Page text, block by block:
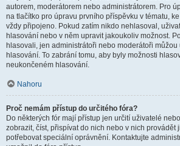
autorem, moderátorem nebo administrátorem. Pro
na tlačítko pro úpravu prvního příspěvku v tématu,
vždy připojeno. Pokud zatím nikdo nehlasoval,
hlasování nebo v něm upravit jakoukoliv možnost.
hlasovali, jen administrátoři nebo moderátoři
hlasování. To zabrání tomu, aby byly možnosti
neukončeném hlasování.
Nahoru
Proč nemám přístup do určitého fóra?
Do některých fór mají přístup jen určití uživatelé
zobrazit, číst, přispívat do nich nebo v nich provádět
potřebovat speciální oprávnění. Kontaktujte